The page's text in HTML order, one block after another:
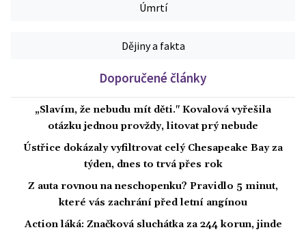
Úmrtí
Dějiny a fakta
Doporučené články
„Slavím, že nebudu mít děti." Kovalová vyřešila
otázku jednou provždy, litovat prý nebude
Ústřice dokázaly vyfiltrovat celý Chesapeake Bay za
týden, dnes to trvá přes rok
Z auta rovnou na neschopenku? Pravidlo 5 minut,
které vás zachrání před letní angínou
Action láká: Značková sluchátka za 244 korun, jinde